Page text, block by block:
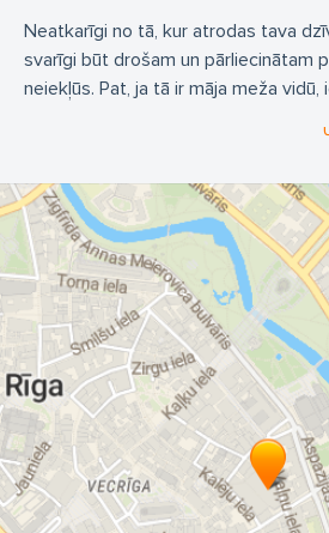
Neatkarīgi no tā, kur atrodas tava
svarīgi būt drošam un pārliecinātam
neiekļūs. Pat, ja tā ir māja meža vidū,